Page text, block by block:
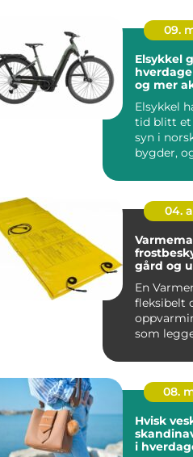
09.
Elsykkel
og mer
Elsykkel
tid blitt
syn i
bygder,
04.
Varmematte
gård og
En
fleksibelt
som
08.
Hvisk
i